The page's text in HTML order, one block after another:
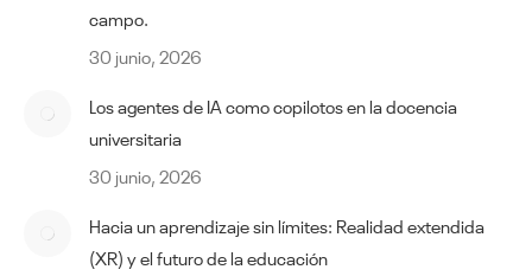
campo.
30 junio, 2026
Los agentes de IA como copilotos en la docencia
universitaria
30 junio, 2026
Hacia un aprendizaje sin límites: Realidad extendida
(XR) y el futuro de la educación